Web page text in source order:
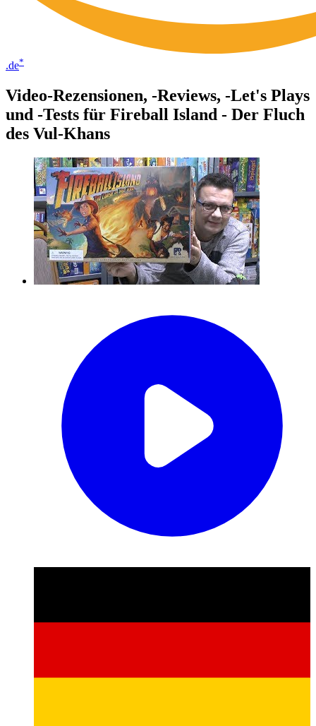
.de*
Video-Rezensionen, -Reviews, -Let's Plays
und -Tests für Fireball Island - Der Fluch
des Vul-Khans